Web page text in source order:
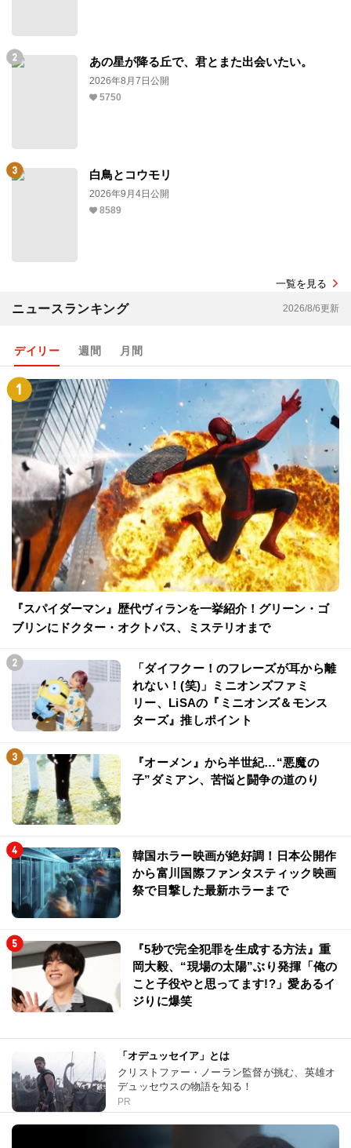
あの星が降る丘で、君とまた出会いたい。
2026年8月7日公開
5750
白鳥とコウモリ
2026年9月4日公開
8589
一覧を見る
ニュースランキング 2026/8/6更新
デイリー 週間 月間
『スパイダーマン』歴代ヴィランを一挙紹介！グリーン・ゴ
ブリンにドクター・オクトパス、ミステリオまで
「ダイフクー！のフレーズが耳から離
れない！(笑)」ミニオンズファミ
リー、LiSAの『ミニオンズ＆モンス
ターズ』推しポイント
『オーメン』から半世紀…“悪魔の
子”ダミアン、苦悩と闘争の道のり
韓国ホラー映画が絶好調！日本公開作
から富川国際ファンタスティック映画
祭で目撃した最新ホラーまで
『5秒で完全犯罪を生成する方法』重
岡大毅、“現場の太陽”ぶり発揮「俺の
こと子役やと思ってます!?」愛あるイ
ジりに爆笑
「オデュッセイア」とは
クリストファー・ノーラン監督が挑む、英雄オ
デュッセウスの物語を知る！
PR